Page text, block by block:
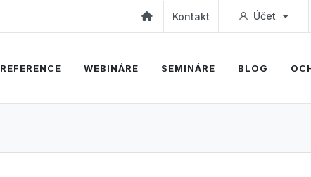
Kontakt Účet
REFERENCE WEBINÁRE SEMINÁRE BLOG